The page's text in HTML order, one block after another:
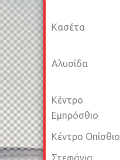
Κασέτα
Αλυσίδα
Κέντρο
Εμπρόσθιο
Κέντρο Οπίσθιο
Στεφάνια